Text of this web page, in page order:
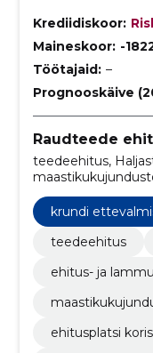
Krediidiskoor:
Maineskoor: -
Töötajaid: –
Prognooskäive
Raudteede
teedeehitus,
ehitusplatsi
tehnilise juhtimise
krundi
teedeehitus
ehitus- ja
ehitusplatsi